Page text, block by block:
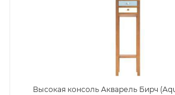
Высокая консоль Акварель Бирч